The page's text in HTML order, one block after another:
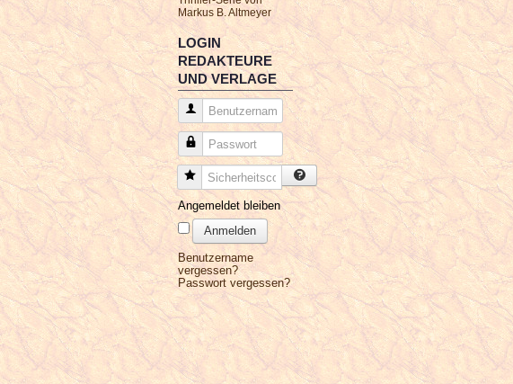
Markus B. Altmeyer
LOGIN
REDAKTEURE
UND VERLAGE
Benutzername
Passwort
Sicherheitscode
Angemeldet bleiben
Anmelden
Benutzername
vergessen?
Passwort vergessen?